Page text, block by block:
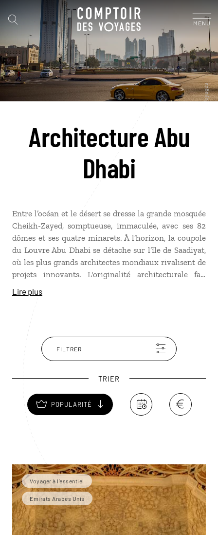
MENU
Architecture Abu
Dhabi
Entre l’océan et le désert se dresse la grande mosquée
Cheikh-Zayed, somptueuse, immaculée, avec ses 82
dômes et ses quatre minarets. À l’horizon, la coupole
du Louvre Abu Dhabi se détache sur l’île de Saadiyat,
où les plus grands architectes mondiaux rivalisent de
projets innovants. L'originalité architecturale fait
partie de l’ADN d’Abu Dhabi avec des tours
emblématiques comme les Eithad Towers, la tour
E.A.U. conçu en forme de dunes par le célèbre bureau
d'architectes Foster + Partners, sans oublier
l’époustouflant hôtel Yas Viceroy, à moitié sur terre et
Lire plus
FILTRER
TRIER
POPULARITÉ
Voyager à l’essentiel
Emirats Arabes Unis